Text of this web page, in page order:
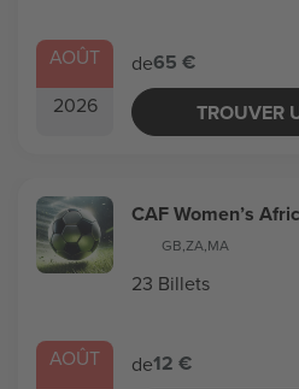
AOÛT
2026
de65 €
TROUVER
AOÛT
CAF Women’s
GB,ZA,MA
23 Billets
de12 €